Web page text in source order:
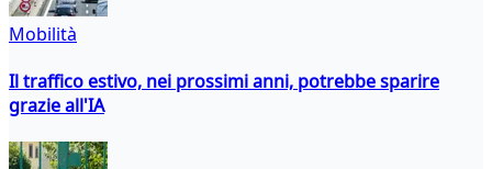
Mobilità
Il traffico estivo, nei prossimi anni, potrebbe sparire
grazie all'IA